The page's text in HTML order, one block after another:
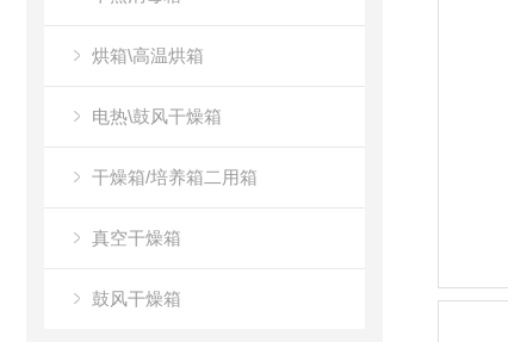
烘箱\高温烘箱
电热\鼓风干燥箱
干燥箱/培养箱二用箱
真空干燥箱
鼓风干燥箱